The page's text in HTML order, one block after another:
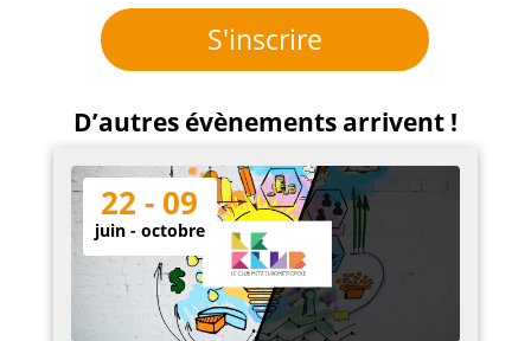
S'inscrire
D’autres évènements arrivent !
22 - 09
juin - octobre